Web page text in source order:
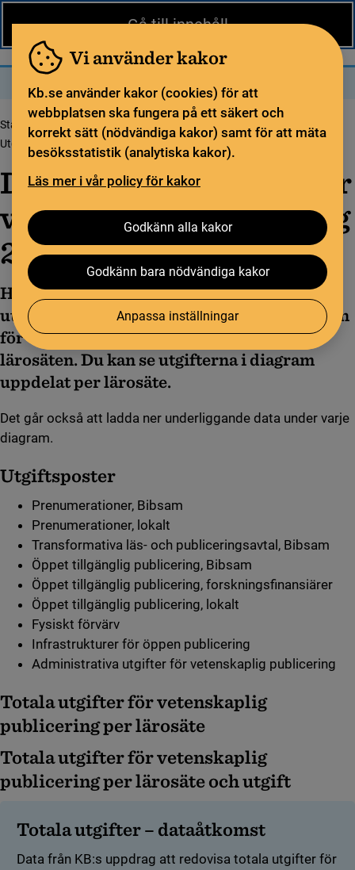
Gå till innehåll
Vi använder kakor
Kb.se använder kakor (cookies) för att
webbplatsen ska fungera på ett säkert och
korrekt sätt (nödvändiga kakor) samt för att mäta
besöksstatistik (analytiska kakor).
Läs mer i vår policy för kakor
Godkänn alla kakor
Godkänn bara nödvändiga kakor
Anpassa inställningar
Startsida Öppen vetenskap
Öppen tillgång
Utgifter för vetenskaplig publicering
Diagram över utgif­ter 2025
Diagram över ut­gif­ter för
veten­­skap­lig publi­ce­ring
2025
Här hittar du information om de
utgiftsposter som utgör den totala kostnaden
för vetenskaplig publicering hos svenska
lärosäten. Du kan se utgifterna i diagram
uppdelat per lärosäte.
Det går också att ladda ner underliggande data under varje
diagram.
Utgiftsposter
Prenumerationer, Bibsam
Prenumerationer, lokalt
Transformativa läs- och publiceringsavtal, Bibsam
Öppet tillgänglig publicering, Bibsam
Öppet tillgänglig publicering, forskningsfinansiärer
Öppet tillgänglig publicering, lokalt
Fysiskt förvärv
Infrastrukturer för öppen publicering
Administrativa utgifter för vetenskaplig publicering
Totala utgifter för vetenskaplig
publicering per lärosäte
Totala utgifter för vetenskaplig
publicering per lärosäte och utgift
Totala utgifter – dataåtkomst
Data från KB:s uppdrag att redovisa totala utgifter för